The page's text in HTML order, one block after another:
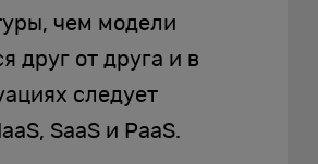
чем модели
друг от друга и в
следует
SaaS и PaaS.